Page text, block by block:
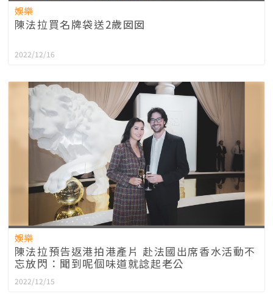
娛樂
陳法拉買名牌袋送2歲囡囡
2022/12/16
娛樂
陳法拉預告返港拍港產片 赴法國出席香水活動不
忘放閃：聞到呢個味道就諗起老公
2022/12/15